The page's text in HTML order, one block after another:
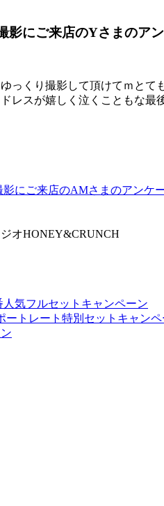
にご来店のYさまのア
っくり撮影して頂けてｍとて
レスが嬉しく泣くこともな最
にご来店のAMさまのアンケ
オHONEY&CRUNCH